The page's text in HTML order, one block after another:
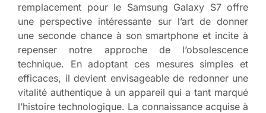
remplacement pour le Samsung Galaxy S7 offre
une perspective intéressante sur l’art de donner
une seconde chance à son smartphone et incite à
repenser notre approche de l’obsolescence
technique. En adoptant ces mesures simples et
efficaces, il devient envisageable de redonner une
vitalité authentique à un appareil qui a tant marqué
l’histoire technologique. La connaissance acquise à